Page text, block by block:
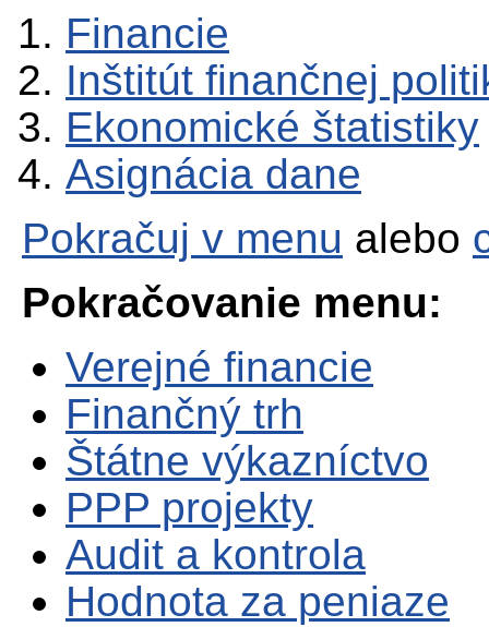
Financie
Inštitút finančnej
Ekonomické štatistiky
Asignácia dane
Pokračuj v menu alebo
Pokračovanie menu:
Verejné financie
Finančný trh
Štátne výkazníctvo
PPP projekty
Audit a kontrola
Hodnota za peniaze